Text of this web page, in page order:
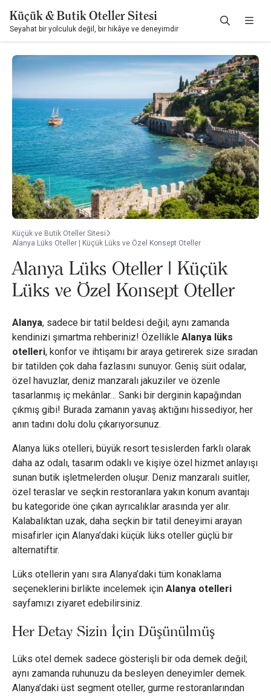
Küçük & Butik Oteller Sitesi
Seyahat bir yolculuk değil, bir hikâye ve deneyimdir
Küçük ve Butik Oteller Sitesi
Alanya Lüks Oteller | Küçük Lüks ve Özel Konsept Oteller
Alanya Lüks Oteller | Küçük
Lüks ve Özel Konsept Oteller
Alanya, sadece bir tatil beldesi değil; aynı zamanda
kendinizi şımartma rehberiniz! Özellikle Alanya lüks
otelleri, konfor ve ihtişamı bir araya getirerek size sıradan
bir tatilden çok daha fazlasını sunuyor. Geniş süit odalar,
özel havuzlar, deniz manzaralı jakuziler ve özenle
tasarlanmış iç mekânlar… Sanki bir derginin kapağından
çıkmış gibi! Burada zamanın yavaş aktığını hissediyor, her
anın tadını dolu dolu çıkarıyorsunuz.
Alanya lüks otelleri, büyük resort tesislerden farklı olarak
daha az odalı, tasarım odaklı ve kişiye özel hizmet anlayışı
sunan butik işletmelerden oluşur. Deniz manzaralı suitler,
özel teraslar ve seçkin restoranlara yakın konum avantajı
bu kategoride öne çıkan ayrıcalıklar arasında yer alır.
Kalabalıktan uzak, daha seçkin bir tatil deneyimi arayan
misafirler için Alanya’daki küçük lüks oteller güçlü bir
alternatiftir.
Lüks otellerin yanı sıra Alanya’daki tüm konaklama
seçeneklerini birlikte incelemek için Alanya otelleri
sayfamızı ziyaret edebilirsiniz.
Her Detay Sizin İçin Düşünülmüş
Lüks otel demek sadece gösterişli bir oda demek değil;
aynı zamanda ruhunuzu da besleyen deneyimler demek.
Alanya’daki üst segment oteller, gurme restoranlarından